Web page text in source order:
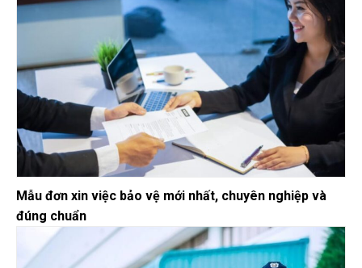
Mẫu đơn xin việc bảo vệ mới nhất, chuyên nghiệp và
đúng chuẩn